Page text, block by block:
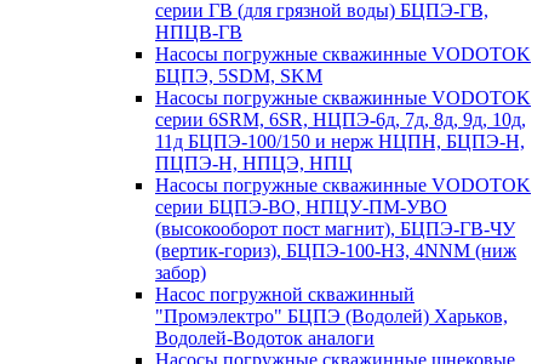
серии ГВ (для грязной воды) БЦПЭ-ГВ,
НПЦВ-ГВ
Насосы погружные скважинные VODOTOK
БЦПЭ, 5SDM, SKM
Насосы погружные скважинные VODOTOK
серии 6SRM, 6SR, НЦПЭ-6д, 7д, 8д, 9д, 10д,
11д БЦПЭ-100/150 и нерж НЦПН, БЦПЭ-Н,
ПЦПЭ-Н, НПЦЭ, НПЦ
Насосы погружные скважинные VODOTOK
серии БЦПЭ-ВО, НПЦУ-ПМ-УВО
(высокооборот пост магнит), БЦПЭ-ГВ-ЧУ
(вертик-гориз), БЦПЭ-100-НЗ, 4NNM (ниж
забор)
Насос погружной скважинный
"Промэлектро" БЦПЭ (Водолей) Харьков,
Водолей-Водоток аналоги
Насосы погружные скважинные шнековые